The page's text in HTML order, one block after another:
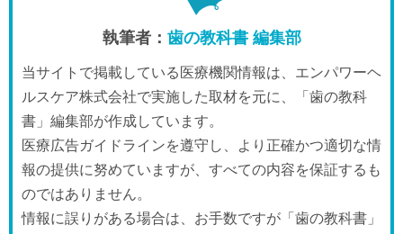
執筆者： 歯の教科書 編集部
当サイトで掲載している医療機関情報は、エンパワーヘ
ルスケア株式会社で実施した取材を元に、「歯の教科
書」編集部が作成しています。
医療広告ガイドラインを遵守し、より正確かつ適切な情
報の提供に努めていますが、すべての内容を保証するも
のではありません。
情報に誤りがある場合は、お手数ですが「歯の教科書」